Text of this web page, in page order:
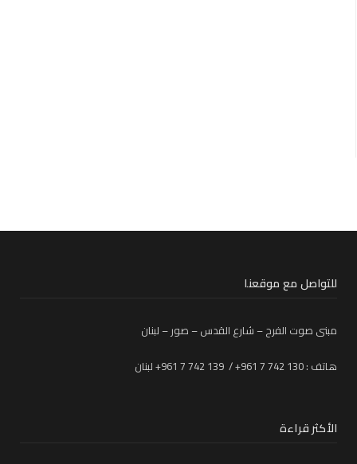
للتواصل مع موقعنا
مبنى صوت الفرح – شارع القدس – صور – لبنان
هاتف : 130 742 7 961+ / 139 742 7 961+ لبنان
الأكثر قراءة